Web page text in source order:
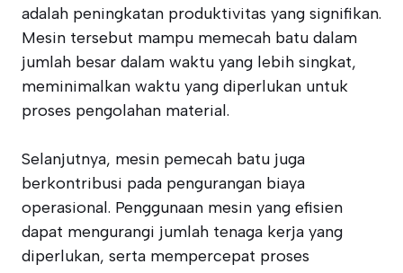
adalah peningkatan produktivitas yang signifikan.
Mesin tersebut mampu memecah batu dalam
jumlah besar dalam waktu yang lebih singkat,
meminimalkan waktu yang diperlukan untuk
proses pengolahan material.
Selanjutnya, mesin pemecah batu juga
berkontribusi pada pengurangan biaya
operasional. Penggunaan mesin yang efisien
dapat mengurangi jumlah tenaga kerja yang
diperlukan, serta mempercepat proses